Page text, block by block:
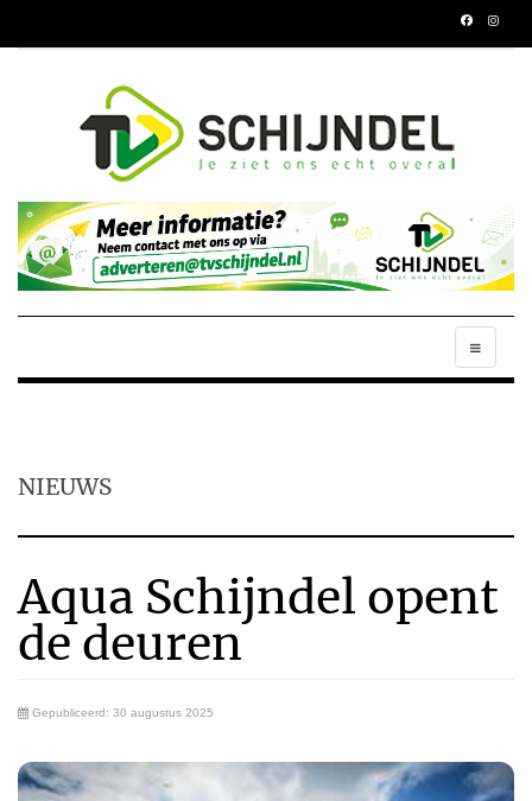
NIEUWS
Aqua Schijndel opent
de deuren
Gepubliceerd: 30 augustus 2025